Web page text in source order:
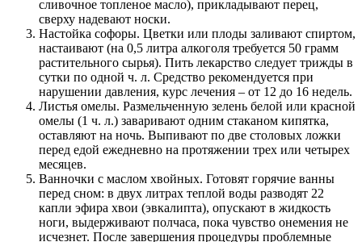
сливочное топленое масло), прикладывают перец,
сверху надевают носки.
Настойка софоры. Цветки или плоды заливают спиртом,
настаивают (на 0,5 литра алкоголя требуется 50 грамм
растительного сырья). Пить лекарство следует трижды в
сутки по одной ч. л. Средство рекомендуется при
нарушении давления, курс лечения – от 12 до 16 недель.
Листья омелы. Размельченную зелень белой или красной
омелы (1 ч. л.) заваривают одним стаканом кипятка,
оставляют на ночь. Выпивают по две столовых ложки
перед едой ежедневно на протяжении трех или четырех
месяцев.
Ванночки с маслом хвойных. Готовят горячие ванны
перед сном: в двух литрах теплой воды разводят 22
капли эфира хвои (эвкалипта), опускают в жидкость
ноги, выдерживают полчаса, пока чувство онемения не
исчезнет. После завершения процедуры проблемные